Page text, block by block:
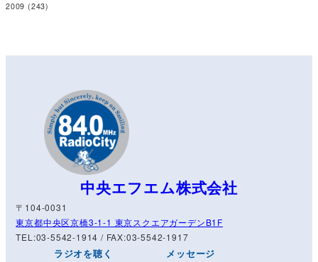
2009 (243)
中央エフエム株式会社
〒104-0031
東京都中央区京橋3-1-1 東京スクエアガーデンB1F
TEL:03-5542-1914 / FAX:03-5542-1917
ラジオを聴く メッセージ